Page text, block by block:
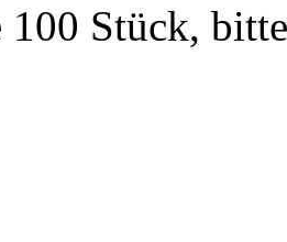
100 Stück,